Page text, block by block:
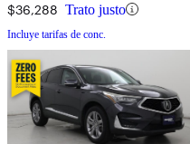
$36,288 Trato justo
Incluye tarifas de conc.